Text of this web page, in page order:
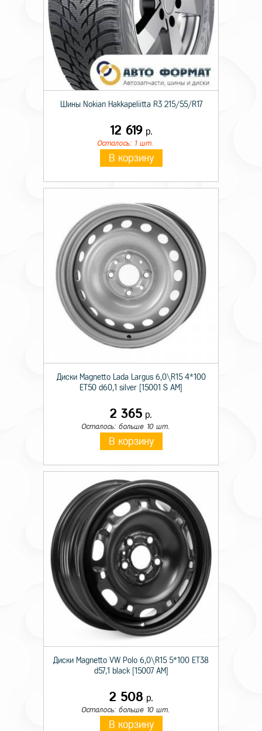
Шины Nokian Hakkapeliitta R3 215/55/R17
12 619р.
Осталось: 1 шт.
В корзину
Диски Magnetto Lada Largus 6,0\R15 4*100
ET50 d60,1 silver [15001 S AM]
2 365 р.
Осталось: больше 10 шт.
В корзину
Диски Magnetto VW Polo 6,0\R15 5*100 ET38
d57,1 black [15007 AM]
2 508 р.
Осталось: больше 10 шт.
В корзину